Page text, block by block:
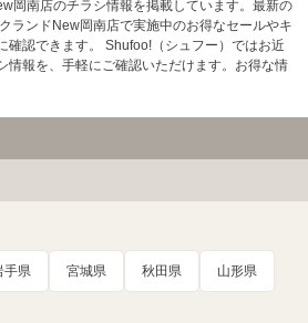
岡南店のチラシ情報を掲載しています。最新の
ランドNew岡南店で実施中のお得なセールやキ
確認できます。 Shufoo!（シュフー）ではお近
情報を、手軽にご確認いただけます。お得な情
手県 宮城県 秋田県 山形県